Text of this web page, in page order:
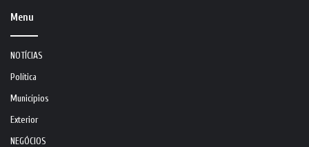
Menu
NOTÍCIAS
Política
Municípios
Exterior
NEGÓCIOS